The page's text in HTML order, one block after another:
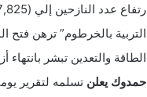
رتفاع عدد النازحين إلي (97,825) شخصاً على خلفية أحداث مدينة الجنينة*
التربية بالخرطوم” ترهن فتح
الطاقة والتعدين تبشر بانتهاء
حمدوك يعلن تسلمه لتقرير